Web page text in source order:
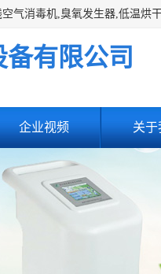
有限公司
企业视频 关于